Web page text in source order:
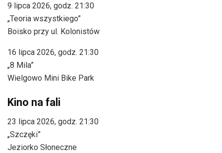
9 lipca 2026, godz. 21:30
„Teoria wszystkiego”
Boisko przy ul. Kolonistów
16 lipca 2026, godz. 21:30
„8 Mila”
Wielgowo Mini Bike Park
Kino na fali
23 lipca 2026, godz. 21:30
„Szczęki”
Jeziorko Słoneczne